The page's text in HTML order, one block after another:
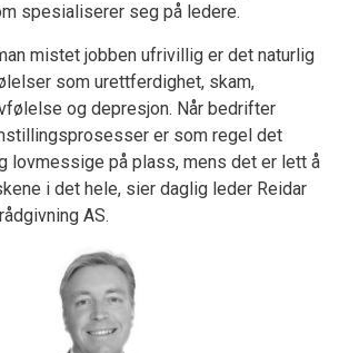
spesialiserer seg på ledere.
mistet jobben ufrivillig er det naturlig
som urettferdighet, skam,
og depresjon. Når bedrifter
er som regel det
lovmessige på plass, mens det er lett å
i det hele, sier daglig leder Reidar
AS.